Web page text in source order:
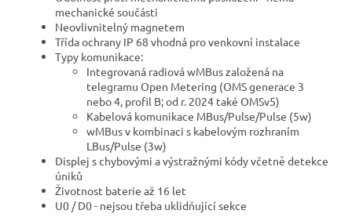
mechanické součásti
Neovlivnitelný magnetem
Třída ochrany IP 68 vhodná pro venkovní instalace
Typy komunikace:
Integrovaná radiová wMBus založená na
telegramu Open Metering (OMS generace 3
nebo 4, profil B; od r. 2024 také OMSv5)
Kabelová komunikace MBus/Pulse/Pulse (5w)
wMBus v kombinaci s kabelovým rozhraním
LBus/Pulse (3w)
Displej s chybovými a výstražnými kódy včetně detekce
úniků
Životnost baterie až 16 let
U0 / D0 - nejsou třeba uklidňující sekce